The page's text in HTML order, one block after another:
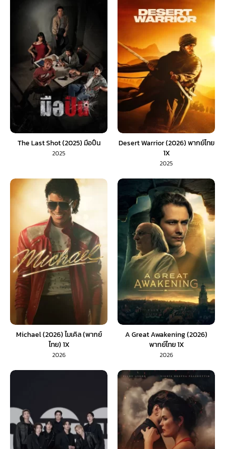
The Last Shot (2025) มือปืน
2025
Desert Warrior (2026) พากย์ไทย
1X
2025
Michael (2026) ไมเคิล (พากย์
ไทย) 1X
2026
A Great Awakening (2026)
พากย์ไทย 1X
2026